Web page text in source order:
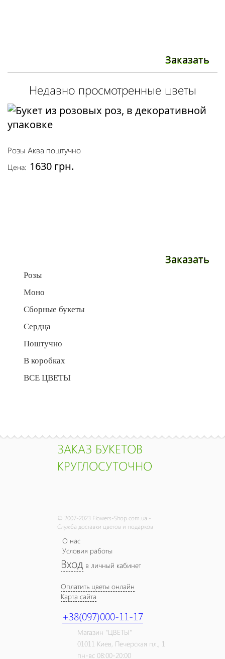
Заказать
Недавно просмотренные цветы
Розы Аква поштучно
Цена: 1630 грн.
Заказать
Розы
Моно
Сборные букеты
Сердца
Поштучно
В коробках
ВСЕ ЦВЕТЫ
ЗАКАЗ БУКЕТОВ
КРУГЛОСУТОЧНО
© 2007-2023 Flowers-Shop.com.ua -
Служба доставки цветов и подарков
О нас
Условия работы
Вход в личный кабинет
Оплатить цветы онлайн
Карта сайта
+38(097)000-11-17
Магазин "ЦВЕТЫ"
01011 Киев, Печерская пл., 1
пн-вс 08:00-20:00